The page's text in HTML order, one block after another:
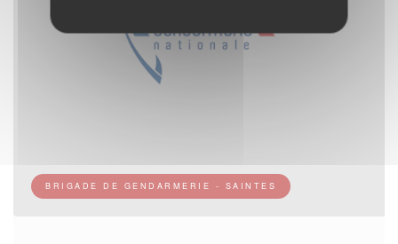
BRIGADE DE GENDARMERIE - SAINTES